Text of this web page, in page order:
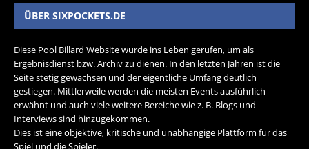
ÜBER SIXPOCKETS.DE
Diese Pool Billard Website wurde ins Leben gerufen, um als
Ergebnisdienst bzw. Archiv zu dienen. In den letzten Jahren ist die
Seite stetig gewachsen und der eigentliche Umfang deutlich
gestiegen. Mittlerweile werden die meisten Events ausführlich
erwähnt und auch viele weitere Bereiche wie z. B. Blogs und
Interviews sind hinzugekommen.
Dies ist eine objektive, kritische und unabhängige Plattform für das
Spiel und die Spieler.